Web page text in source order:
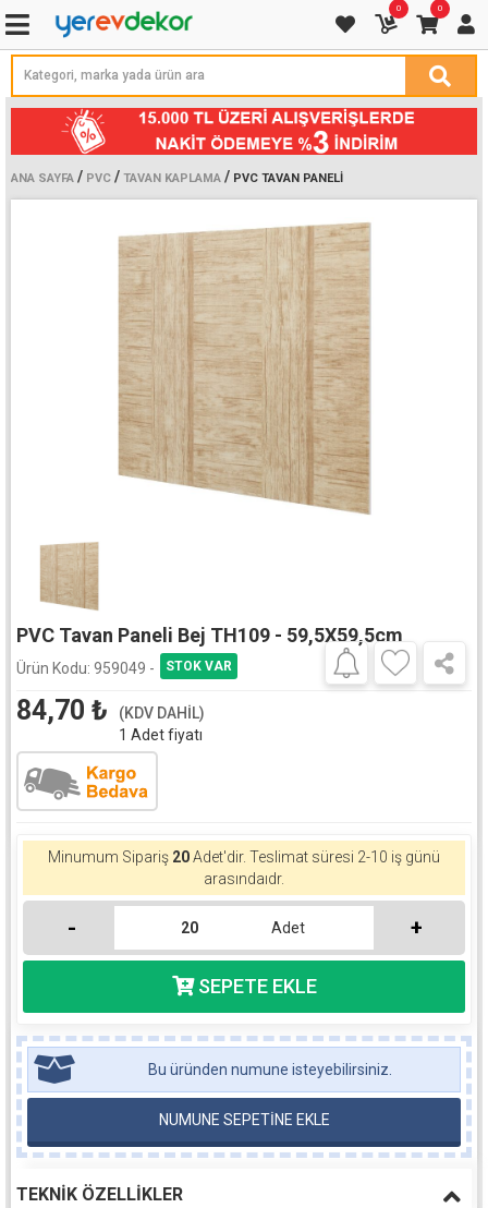
0 0
ANA SAYFA / PVC / TAVAN KAPLAMA / PVC TAVAN PANELI
PVC Tavan Paneli Bej TH109 - 59,5X59,5cm
Ürün Kodu: 959049 -
84,70 ₺
(KDV DAHİL)
1 Adet fiyatı
Minumum Sipariş 20Adet'dir. Teslimat süresi 2-10 iş günü
arasındaıdr.
- Adet +
Bu üründen numune isteyebilirsiniz.
NUMUNE SEPETİNE EKLE
TEKNIK ÖZELLIKLER